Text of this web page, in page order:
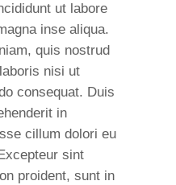
ut labore
inse aliqua.
quis nostrud
nisi ut
consequat. Duis
in
cillum dolori eu
sint
proident, sunt in